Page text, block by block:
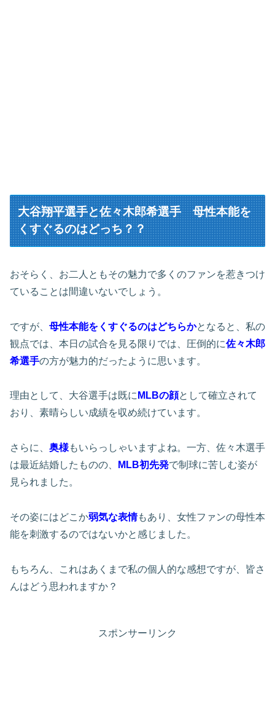
大谷翔平選手と佐々木郎希選手 母性本能を
くすぐるのはどっち？？
おそらく、お二人ともその魅力で多くのファンを惹きつけ
ていることは間違いないでしょう。
ですが、 母性本能をくすぐるのはどちらかとなると、私の
観点では、本日の試合を見る限りでは、圧倒的に佐々木郎
希選手の方が魅力的だったように思います。
理由として、大谷選手は既に MLBの顔として確立されて
おり、素晴らしい成績を収め続けています。
さらに、 奥様もいらっしゃいますよね。一方、佐々木選手
は最近結婚したものの、
MLB初先発で制球に苦しむ姿が
見られました。
その姿にはどこか弱気な表情もあり、女性ファンの母性本
能を刺激するのではないかと感じました。
もちろん、これはあくまで私の個人的な感想ですが、皆さ
んはどう思われますか？
スポンサーリンク